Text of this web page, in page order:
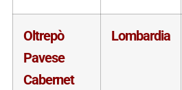
Oltrepò
Pavese
Cabernet
Lombardia